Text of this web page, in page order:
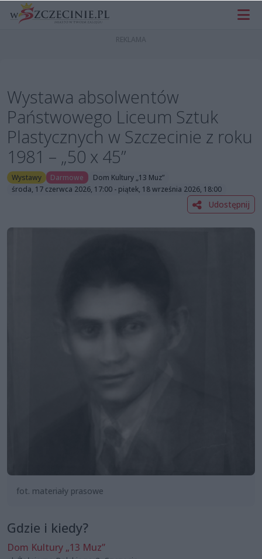
Wystawa absolwentów
Państwowego Liceum Sztuk
Plastycznych w Szczecinie z roku
1981 – „50 x 45”
Wystawy Darmowe
Dom Kultury „13 Muz”
środa, 17 czerwca 2026, 17:00 - piątek, 18 września 2026, 18:00
Udostępnij
fot. materiały prasowe
Gdzie i kiedy?
Dom Kultury „13 Muz”